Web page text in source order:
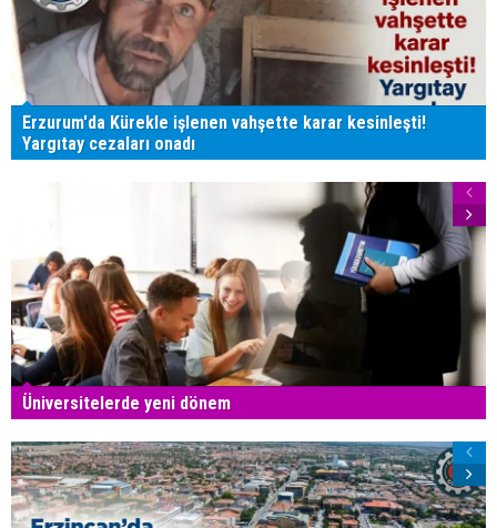
Erzurum'da Kürekle işlenen vahşette karar kesinleşti!
Yargıtay cezaları onadı
Üniversitelerde yeni dönem